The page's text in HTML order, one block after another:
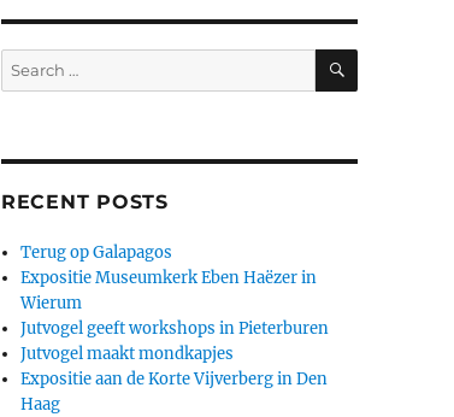
Search
for:
SEARCH
RECENT POSTS
Terug op Galapagos
Expositie Museumkerk Eben Haëzer in
Wierum
Jutvogel geeft workshops in Pieterburen
Jutvogel maakt mondkapjes
Expositie aan de Korte Vijverberg in Den
Haag